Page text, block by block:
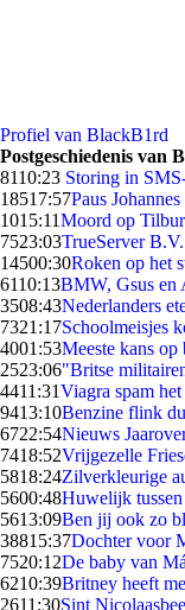
Profiel van BlackB1rd
Postgeschiedenis van
8110:23 Storing in
18517:57Paus
1015:11Moord op
7523:03TrueServer
14500:30Roken op het
6110:13BMW, Gsus en
3508:43Nederlanders
7321:17Schoolmeisjes
4001:53Meeste kans
2523:06"Britse
4411:31Viagra spam
9413:10Benzine flink
6722:54Nieuws
7418:52Vrijgezelle
5818:24Zilverkleurige
5600:48Huwelijk
5613:09Ben jij ook zo
38815:37Dochter voor
7520:12De baby van
6210:39Britney heeft
2611:30Sint